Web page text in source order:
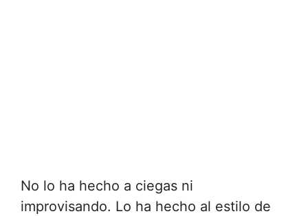
No lo ha hecho a ciegas ni
improvisando. Lo ha hecho al estilo de